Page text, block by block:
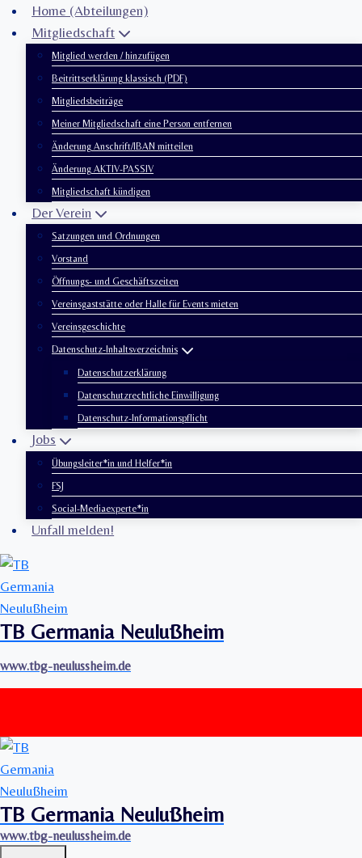
Zum
Inhalt
springen
Home (Abteilungen)
Mitgliedschaft
Mitglied werden / hinzufügen
Beitrittserklärung klassisch (PDF)
Mitgliedsbeiträge
Meiner Mitgliedschaft eine Person entfernen
Änderung Anschrift/IBAN mitteilen
Änderung AKTIV-PASSIV
Mitgliedschaft kündigen
Der Verein
Satzungen und Ordnungen
Vorstand
Öffnungs- und Geschäftszeiten
Vereinsgaststätte oder Halle für Events mieten
Vereinsgeschichte
Datenschutz-Inhaltsverzeichnis
Datenschutzerklärung
Datenschutzrechtliche Einwilligung
Datenschutz-Informationspflicht
Jobs
Übungsleiter*in und Helfer*in
FSJ
Social-Mediaexperte*in
Unfall melden!
TB Germania Neulußheim
www.tbg-neulussheim.de
TB Germania Neulußheim
www.tbg-neulussheim.de